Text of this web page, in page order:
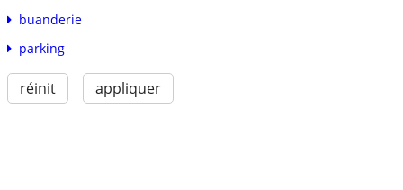
buanderie
parking
réinit appliquer